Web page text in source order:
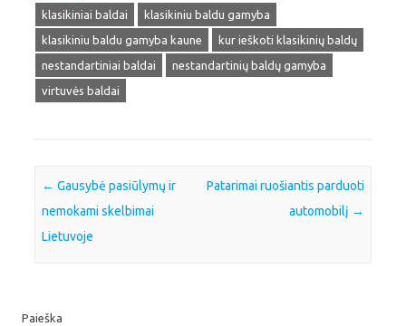
klasikiniai baldai
klasikiniu baldu gamyba
klasikiniu baldu gamyba kaune
kur ieškoti klasikinių baldų
nestandartiniai baldai
nestandartinių baldų gamyba
virtuvės baldai
Post navigation
← Gausybė pasiūlymų ir
nemokami skelbimai
Lietuvoje
Patarimai ruošiantis parduoti
automobilį →
Paieška